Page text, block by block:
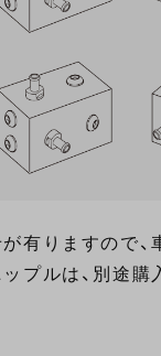
有りますので、
プルは、別途購